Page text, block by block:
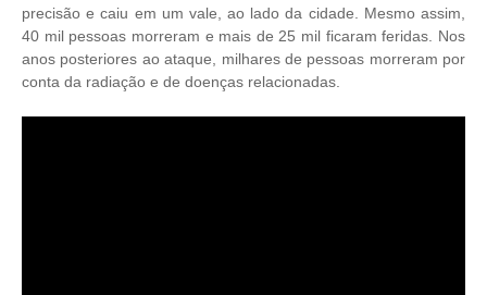
precisão e caiu em um vale, ao lado da cidade. Mesmo assim,
40 mil pessoas morreram e mais de 25 mil ficaram feridas. Nos
anos posteriores ao ataque, milhares de pessoas morreram por
conta da radiação e de doenças relacionadas.